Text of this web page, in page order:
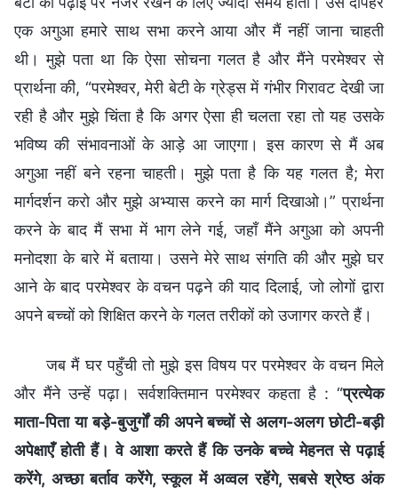
एक अगुआ हमारे साथ सभा करने आया और मैं नहीं जाना चाहती
थी। मुझे पता था कि ऐसा सोचना गलत है और मैंने परमेश्वर से
प्रार्थना की, “परमेश्वर, मेरी बेटी के ग्रेड्स में गंभीर गिरावट देखी जा
रही है और मुझे चिंता है कि अगर ऐसा ही चलता रहा तो यह उसके
भविष्य की संभावनाओं के आड़े आ जाएगा। इस कारण से मैं अब
अगुआ नहीं बने रहना चाहती। मुझे पता है कि यह गलत है; मेरा
मार्गदर्शन करो और मुझे अभ्यास करने का मार्ग दिखाओ।” प्रार्थना
करने के बाद मैं सभा में भाग लेने गई, जहाँ मैंने अगुआ को अपनी
मनोदशा के बारे में बताया। उसने मेरे साथ संगति की और मुझे घर
आने के बाद परमेश्वर के वचन पढ़ने की याद दिलाई, जो लोगों द्वारा
अपने बच्चों को शिक्षित करने के गलत तरीकों को उजागर करते हैं।
जब मैं घर पहुँची तो मुझे इस विषय पर परमेश्वर के वचन मिले
और मैंने उन्हें पढ़ा। सर्वशक्तिमान परमेश्वर कहता है : “प्रत्येक
माता-पिता या बड़े-बुजुर्गों की अपने बच्चों से अलग-अलग छोटी-बड़ी
अपेक्षाएँ होती हैं। वे आशा करते हैं कि उनके बच्चे मेहनत से पढ़ाई
करेंगे, अच्छा बर्ताव करेंगे, स्कूल में अव्वल रहेंगे, सबसे श्रेष्ठ अंक